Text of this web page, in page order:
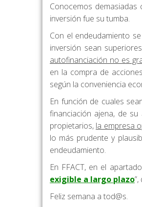
Conocemos
inversión fue su tumba.
Con el endeudamiento
inversión sean
autofinanciación no es
en la compra de
según la conveniencia
En función de cuales
financiación ajena, de
propietarios, la empresa
lo más prudente y
endeudamiento.
En FFACT, en el
exigible a largo plazo
Feliz semana a tod@s.